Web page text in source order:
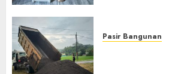
Pasir Bangunan